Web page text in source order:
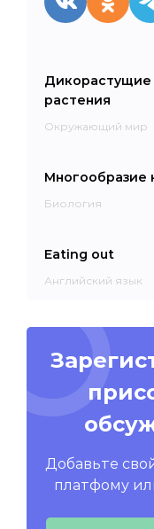
Дикорастущие
растения
Окружающий мир
Многообразие
Биология
Eating out
Английский язык
Добавьте
платфому